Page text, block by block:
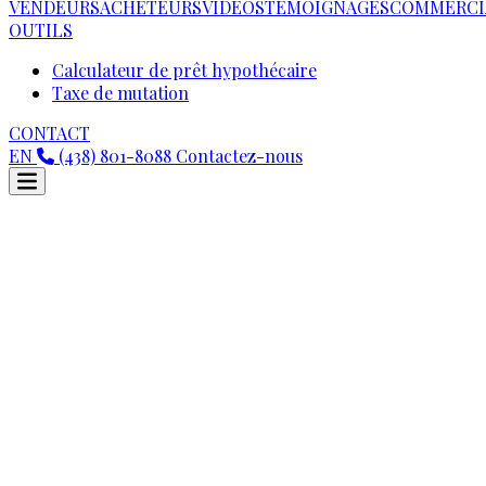
VENDEURSACHETEURSVIDEOSTÉMOIGNAGES
OUTILS
Calculateur de prêt hypothécaire
Taxe de mutation
CONTACT
EN
(438) 801-8088 Contactez-nous